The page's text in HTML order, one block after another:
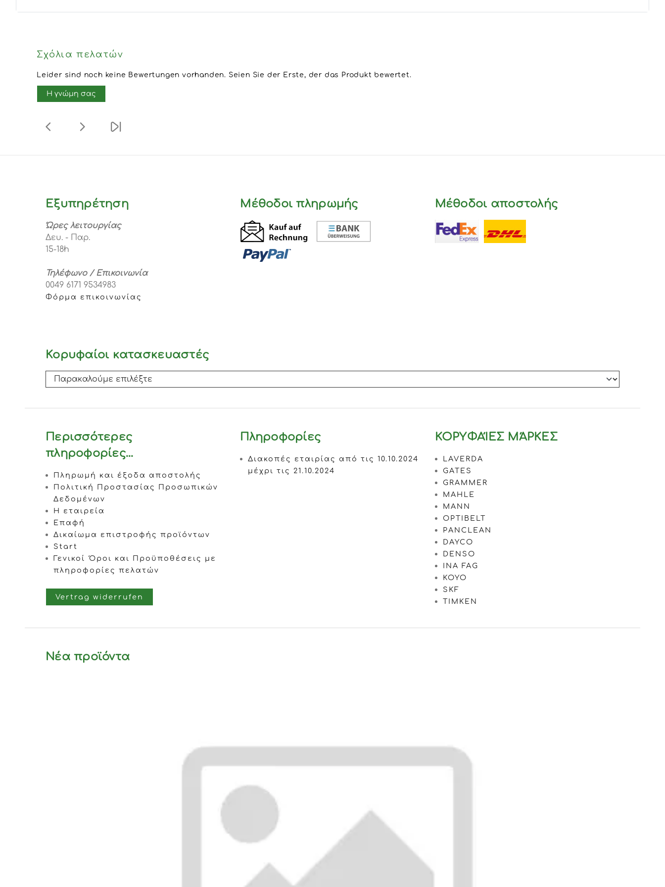
Σχόλια πελατών
Leider sind noch keine Bewertungen vorhanden. Seien Sie der Erste, der das Produkt bewertet.
Η γνώμη σας
Εξυπηρέτηση
Ώρες λειτουργίας
Δευ. - Παρ.
15-18h
Τηλέφωνο / Επικοινωνία
0049 6171 9534983
Φόρμα επικοινωνίας
Μέθοδοι πληρωμής Μέθοδοι αποστολής
Κορυφαίοι κατασκευαστές
Περισσότερες
πληροφορίες...
Πληρωμή και έξοδα αποστολής
Πολιτική Προστασίας Προσωπικών
Δεδομένων
Η εταιρεία
Επαφή
Δικαίωμα επιστροφής προϊόντων
Start
Γενικοί Όροι και Προϋποθέσεις με
πληροφορίες πελατών
Vertrag widerrufen
Πληροφορίες
Διακοπές εταιρίας από τις 10.10.2024
μέχρι τις 21.10.2024
ΚΟΡΥΦΑΊΕΣ ΜΆΡΚΕΣ
LAVERDA
GATES
GRAMMER
MAHLE
MANN
OPTIBELT
PANCLEAN
DAYCO
DENSO
INA FAG
KOYO
SKF
TIMKEN
Νέα προϊόντα